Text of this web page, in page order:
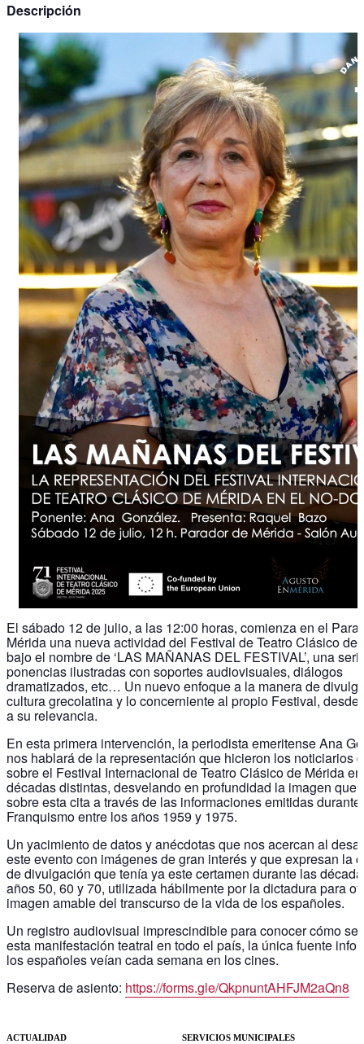
Descripción
El sábado 12 de julio, a las 12:00 horas, comienza en el
Mérida una nueva actividad del Festival de Teatro Clásico de
bajo el nombre de ‘LAS MAÑANAS DEL FESTIVAL’, una
ponencias ilustradas con soportes audiovisuales, diálogos
dramatizados, etc… Un nuevo enfoque a la manera de
cultura grecolatina y lo concerniente al propio Festival, desde
a su relevancia.
En esta primera intervención, la periodista emeritense Ana
nos hablará de la representación que hicieron los noticiarios
sobre el Festival Internacional de Teatro Clásico de Mérida
décadas distintas, desvelando en profundidad la imagen que
sobre esta cita a través de las informaciones emitidas
Franquismo entre los años 1959 y 1975.
Un yacimiento de datos y anécdotas que nos acercan al
este evento con imágenes de gran interés y que expresan la
de divulgación que tenía ya este certamen durante las
años 50, 60 y 70, utilizada hábilmente por la dictadura para
imagen amable del transcurso de la vida de los españoles.
Un registro audiovisual imprescindible para conocer cómo se
esta manifestación teatral en todo el país, la única fuente
los españoles veían cada semana en los cines.
Reserva de asiento: https://forms.gle/QkpnuntAHFJM2aQn8
ACTUALIDAD SERVICIOS MUNICIPALES